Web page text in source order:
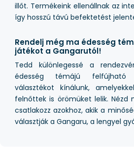
illőt. Termékeink ellenállnak az
így hosszú távú befektetést
Rendelj még ma édesség
játékot a Gangarutól!
Tedd különlegessé a
édesség témájú felfújható
választékot kínálunk,
felnőttek is örömüket lelik. Nézd
csatlakozz azokhoz, akik a
választják a Gangaru, a lengyel